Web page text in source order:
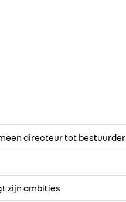
directeur tot bestuurder
zijn ambities